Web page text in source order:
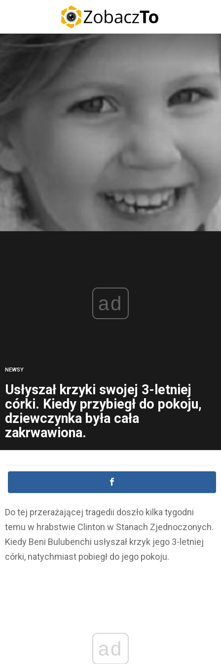
ad
NEWSY
Usłyszał krzyki swojej 3-letniej
córki. Kiedy przybiegł do pokoju,
dziewczynka była cała
zakrwawiona.
Do tej przerażającej tragedii doszło kilka tygodni
temu w hrabstwie Clinton w Stanach Zjednoczonych.
Kiedy Beni Bulubenchi usłyszał krzyk jego 3-letniej
córki, natychmiast pobiegł do jego pokoju.
ad